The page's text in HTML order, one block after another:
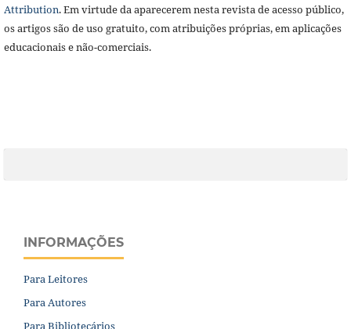
Attribution. Em virtude da aparecerem nesta revista de acesso público,
os artigos são de uso gratuito, com atribuições próprias, em aplicações
educacionais e não-comerciais.
INFORMAÇÕES
Para Leitores
Para Autores
Para Bibliotecários